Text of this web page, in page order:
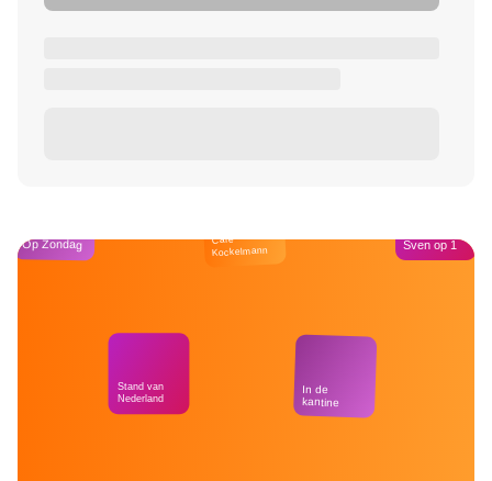
Op Zondag
Stand van
Nederland
Café
Kockelmann
In de
kantine
Sven op 1